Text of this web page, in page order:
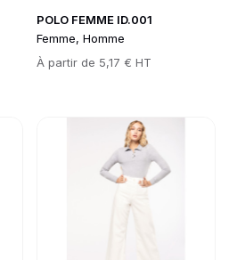
POLO FEMME ID.001
Femme, Homme
Prix
À partir de 5,17 € HT
Go to product page